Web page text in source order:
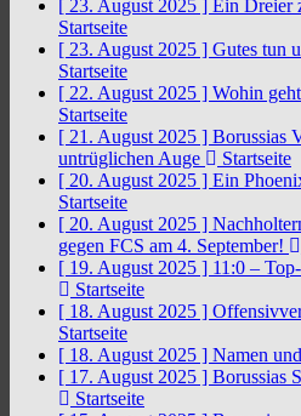
[ 23. August 2025 ] Ein Dreier
Startseite
[ 23. August 2025 ] Gutes tun
Startseite
[ 22. August 2025 ] Wohin
Startseite
[ 21. August 2025 ] Borussias
untrüglichen Auge
Startseite
[ 20. August 2025 ] Ein
Startseite
[ 20. August 2025 ]
gegen FCS am 4. September!
[ 19. August 2025 ] 11:0 –
Startseite
[ 18. August 2025 ]
Startseite
[ 18. August 2025 ] Namen
[ 17. August 2025 ] Borussias
Startseite